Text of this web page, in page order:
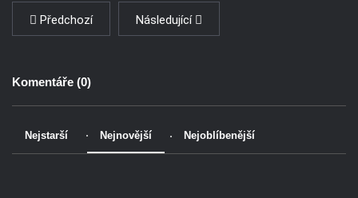
Předchozí Následující
Komentáře (0)
Nejstarší Nejnovější Nejoblíbenější